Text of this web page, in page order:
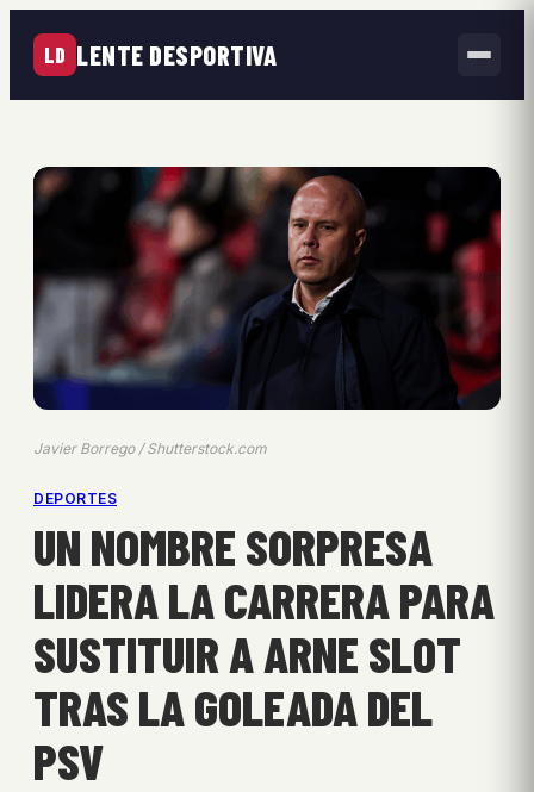
LD LENTE DESPORTIVA
Javier Borrego / Shutterstock.com
DEPORTES
UN NOMBRE SORPRESA
LIDERA LA CARRERA PARA
SUSTITUIR A ARNE SLOT
TRAS LA GOLEADA DEL
PSV